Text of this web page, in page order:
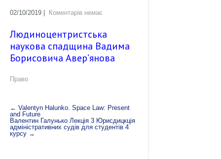
02/10/2019 Коментарів немає
Людиноцентристська
наукова спадщина Вадима
Борисовича Авер’янова
Право
← Valentyn Halunko. Space Law: Present
and Future
Валентин Галунько Лекція 3 Юрисдицкція
адміністративних судів для студентів 4
курсу →